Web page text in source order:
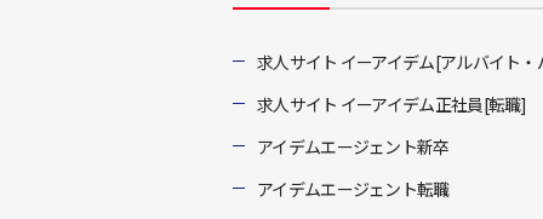
求人サイト イーアイデム[アルバイト
求人サイト イーアイデム正社員[転職]
アイデムエージェント新卒
アイデムエージェント転職